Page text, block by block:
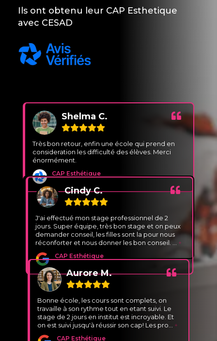
Ils ont obtenu leur CAP Esthetique
avec CESAD
Shelma C.
Très bon retour, enfin une école qui prend en
consideration les difficulté des élèves. Merci
énormément.
CAP Esthétique
Cindy C.
J'ai effectué mon stage professionnel de 2
jours. Super équipe, très bon stage et on peux
demander conseil, les filles sont la pour nous
réconforter et nous donner les bon conseil. ... +
CAP Esthétique
Aurore M.
Bonne école, les cours sont complets, on
travaille à son rythme tout en etant suivi. Le
stage de 2 jours en institut est incroyable. Et
on est suivi jusqu'à réussir son cap! Les pro... +
CAP Esthétique